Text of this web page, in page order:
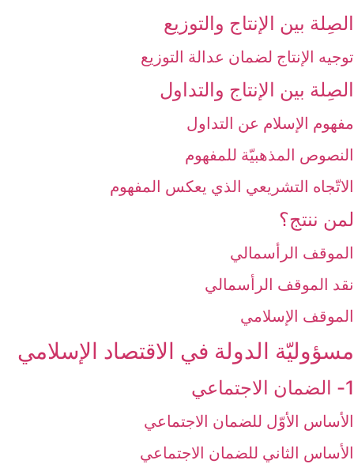
الصِلة بين الإنتاج والتوزيع‏
توجيه الإنتاج لضمان عدالة التوزيع
الصِلة بين الإنتاج والتداول‏
مفهوم الإسلام عن التداول
النصوص المذهبيّة للمفهوم
الاتّجاه التشريعي الذي يعكس المفهوم
لمن ننتج؟
الموقف الرأسمالي
نقد الموقف الرأسمالي
الموقف الإسلامي
مسؤوليّة الدولة في الاقتصاد الإسلامي‏
1- الضمان الاجتماعي‏
الأساس الأوّل للضمان الاجتماعي
الأساس الثاني للضمان الاجتماعي